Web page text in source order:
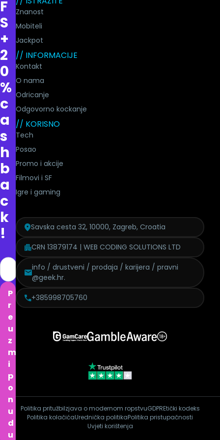
F
S
+
2
0
%
c
a
s
h
b
a
c
k
!
P
r
e
u
z
m
i
p
o
n
u
d
u
Znanost
Mobiteli
Jackpot
// INFORMACIJE
Kontakt
O nama
Odricanje
Odgovorno kockanje
// KORISNO
Tech
Posao
Promo i akcije
Filmovi i SF
Igre i gaming
Savska cesta 32, 10000, Zagreb, Croatia
CRN 13879174 | WEB CODING SOLUTIONS LTD
info / drustveni / prodaja / karijera / pravni
@geek.hr.
+385998705760
Politika pritužbiIzjava o modernom ropstvuGDPREtički kodeks
Politika kolačićaUrednička politikaPolitika pristupačnosti
Uvjeti korištenja